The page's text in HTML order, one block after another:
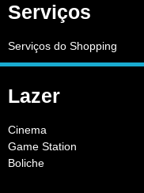
Serviços
Serviços do Shopping
Lazer
Cinema
Game Station
Boliche